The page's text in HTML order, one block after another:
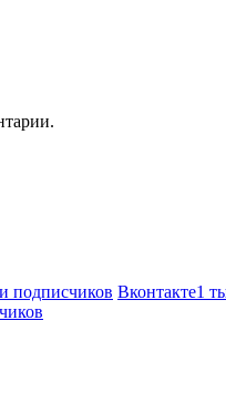
подписчиков Вконтакте1